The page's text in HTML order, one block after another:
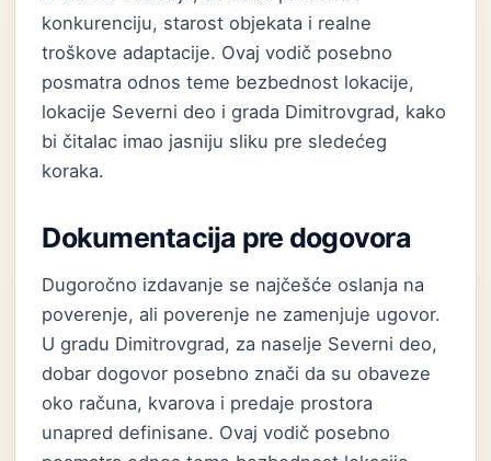
konkurenciju, starost objekata i realne
troškove adaptacije. Ovaj vodič posebno
posmatra odnos teme bezbednost lokacije,
lokacije Severni deo i grada Dimitrovgrad, kako
bi čitalac imao jasniju sliku pre sledećeg
koraka.
Dokumentacija pre dogovora
Dugoročno izdavanje se najčešće oslanja na
poverenje, ali poverenje ne zamenjuje ugovor.
U gradu Dimitrovgrad, za naselje Severni deo,
dobar dogovor posebno znači da su obaveze
oko računa, kvarova i predaje prostora
unapred definisane. Ovaj vodič posebno